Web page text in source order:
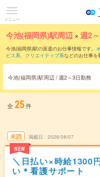
メニュー
今池(福岡県)駅周辺 ×週2
今池(福岡県)駅の派遣のお仕事情報です。
ビス系、 クリエイティブ系などのお仕事を
今池(福岡県)駅周辺 / 週2～3日勤務
全 25件
未読
NEW
掲載日 2026/08/07
＼日払い×時給1300
い＊看護サポート